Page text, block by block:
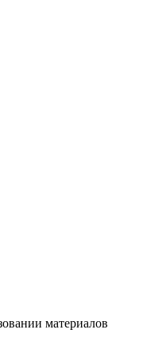
материалов